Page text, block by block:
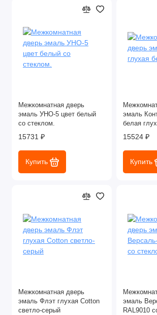
Межкомнатная дверь
эмаль УНО-5 цвет белый
со стеклом.
15731 ₽
Купить
эмаль
белая
15524 ₽
Купить
Межкомнатная дверь
эмаль Флэт глухая Cotton
светло-серый
эмаль
RAL9010